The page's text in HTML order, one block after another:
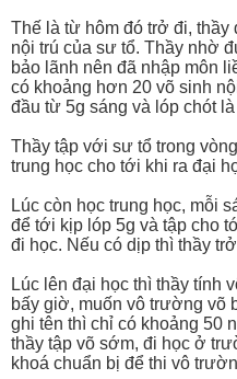
Thế là từ hôm đó trở đi, thầy
nội trú của sư tổ. Thầy nhờ
bảo lãnh nên đã nhập môn
có khoảng hơn 20 võ sinh
đầu từ 5g sáng và lóp chót là
Thầy tập với sư tổ trong
trung học cho tới khi ra đại
Lúc còn học trung học, mỗi
để tới kịp lóp 5g và tập cho
đi học. Nếu có dịp thì thầy
Lúc lên đại học thì thầy tính
bấy giờ, muốn vô trường võ
ghi tên thì chỉ có khoảng 50
thầy tập võ sớm, đi học ở
khoá chuẩn bị để thi vô